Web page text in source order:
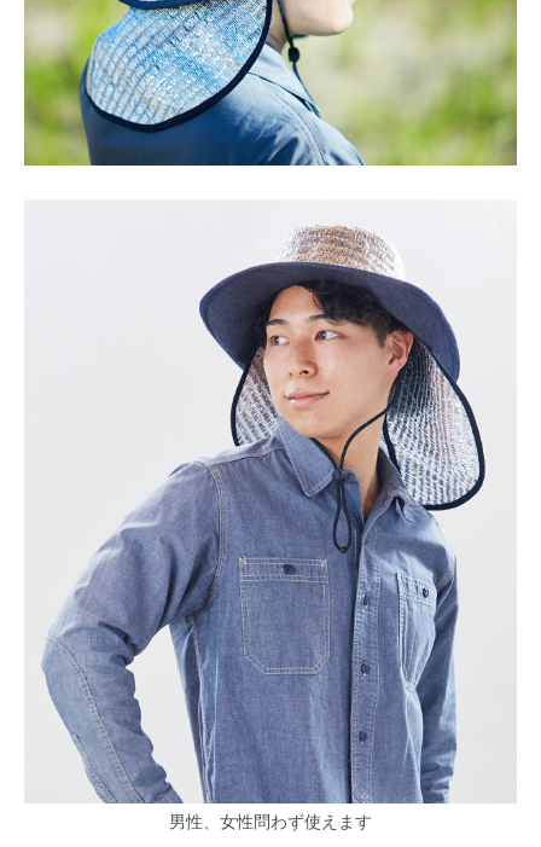
男性、女性問わず使えます